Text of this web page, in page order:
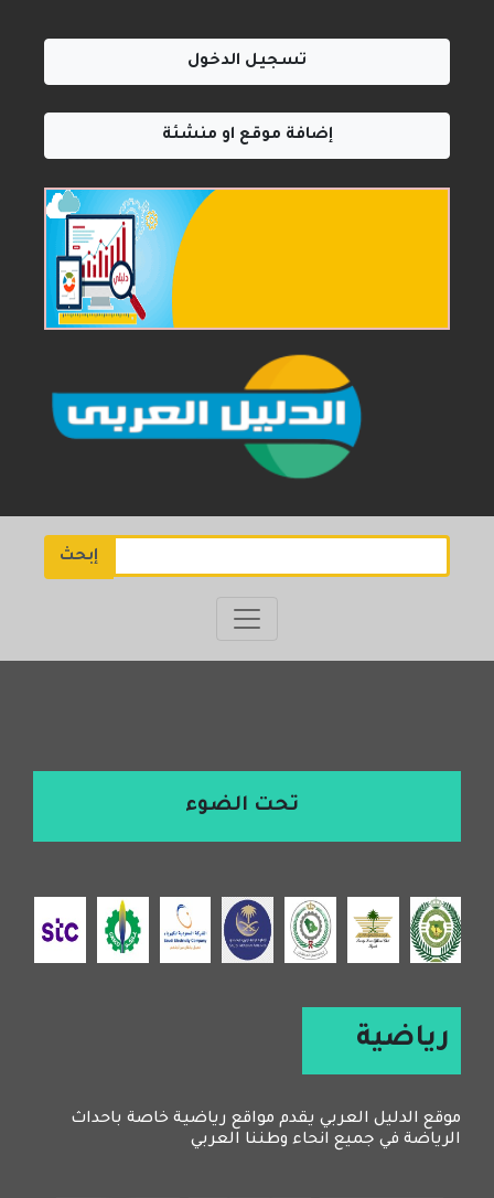
تسجيل الدخول
إضافة موقع او منشئة
إبحث
تحت الضوء
رياضية
موقع الدليل العربي يقدم مواقع رياضية خاصة باحداث
الرياضة في جميع انحاء وطننا العربي